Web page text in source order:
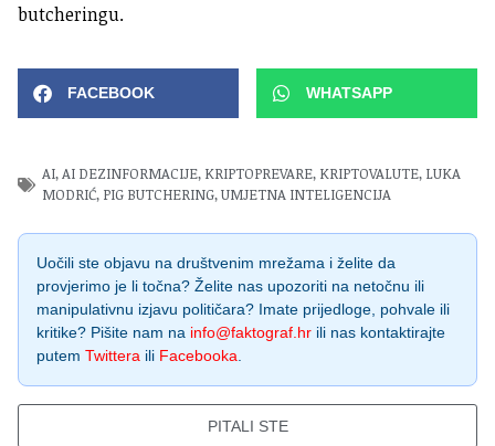
butcheringu.
FACEBOOK WHATSAPP
AI,AI DEZINFORMACIJE, KRIPTOPREVARE, KRIPTOVALUTE, LUKA
MODRIĆ, PIG BUTCHERING,UMJETNA INTELIGENCIJA
Uočili ste objavu na društvenim mrežama i želite da
provjerimo je li točna? Želite nas upozoriti na netočnu ili
manipulativnu izjavu političara? Imate prijedloge, pohvale ili
kritike? Pišite nam na info@faktograf.hr ili nas kontaktirajte
putem Twittera ili Facebooka
PITALI STE